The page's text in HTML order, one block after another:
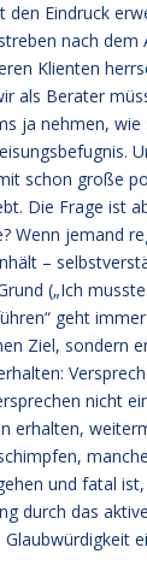
den Eindruck
nach dem
Klienten
als Berater
ja nehmen, wie
schon große
Die Frage ist
Wenn jemand
–
(„Ich
geht
Ziel, sondern
nicht
erhalten,
und fatal ist,
durch das